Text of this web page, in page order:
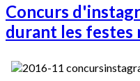
Concurs
durant les festes